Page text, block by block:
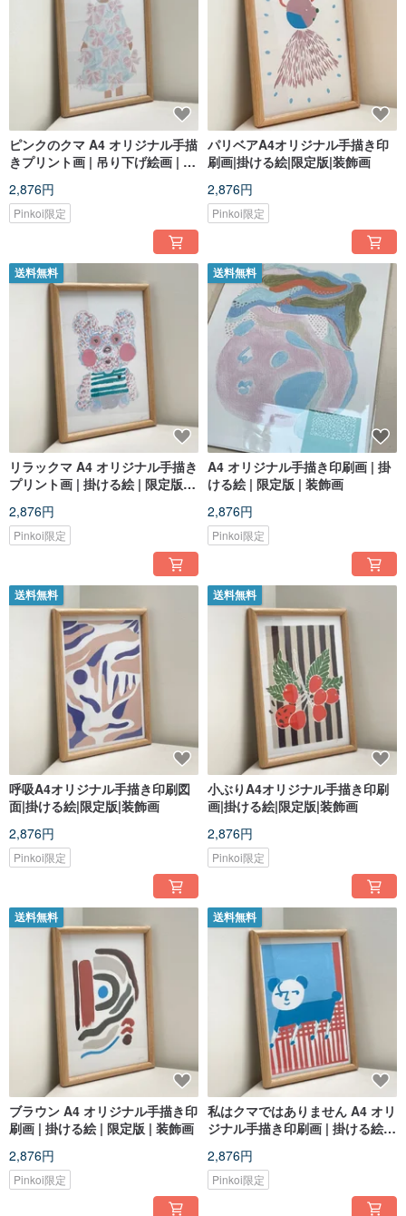
ピンクのクマ A4 オリジナル手描
きプリント画 | 吊り下げ絵画 | 限
2,876円
Pinkoi限定
パリベアA4オリジナル手描き印
刷画|掛ける絵|限定版|装飾画
2,876円
Pinkoi限定
送料無料
リラックマ A4 オリジナル手描き
プリント画 | 掛ける絵 | 限定版 |
2,876円
Pinkoi限定
送料無料
A4 オリジナル手描き印刷画 | 掛
ける絵 | 限定版 | 装飾画
2,876円
Pinkoi限定
送料無料
呼吸A4オリジナル手描き印刷図
面|掛ける絵|限定版|装飾画
2,876円
Pinkoi限定
送料無料
小ぶりA4オリジナル手描き印刷
画|掛ける絵|限定版|装飾画
2,876円
Pinkoi限定
送料無料
ブラウン A4 オリジナル手描き印
刷画 | 掛ける絵 | 限定版 | 装飾画
2,876円
Pinkoi限定
送料無料
私はクマではありません A4 オリ
ジナル手描き印刷画 | 掛ける絵 |
2,876円
Pinkoi限定